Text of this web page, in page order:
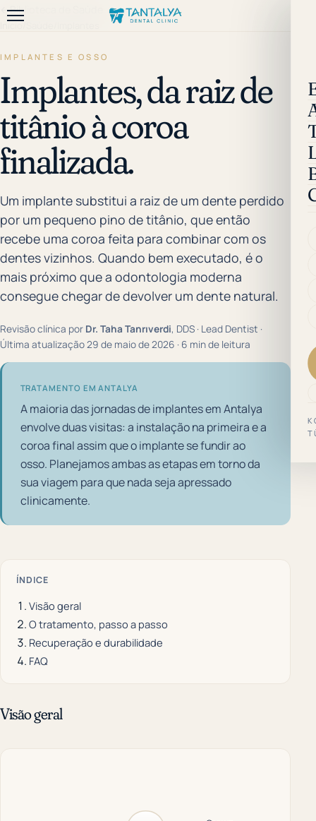
←Biblioteca de Saúde
Início/
IMPLANTES E OSSO
Implantes, da raiz de
titânio à coroa
finalizada.
Um implante substitui a raiz de um dente perdido
por um pequeno pino de titânio, que então
recebe uma coroa feita para combinar com os
dentes vizinhos. Quando bem executado, é o
mais próximo que a odontologia moderna
consegue chegar de devolver um dente natural.
Revisão clínica por Dr. Taha Tanrıverdi, DDS · Lead Dentist ·
Última atualização 29 de maio de 2026 · 6 min de leitura
TRATAMENTO EM ANTALYA
A maioria das jornadas de implantes em Antalya
envolve duas visitas: a instalação na primeira e a
coroa final assim que o implante se fundir ao
osso. Planejamos ambas as etapas em torno da
sua viagem para que nada seja apressado
clinicamente.
ÍNDICE
Visão geral
O tratamento, passo a passo
Recuperação e durabilidade
FAQ
Visão geral